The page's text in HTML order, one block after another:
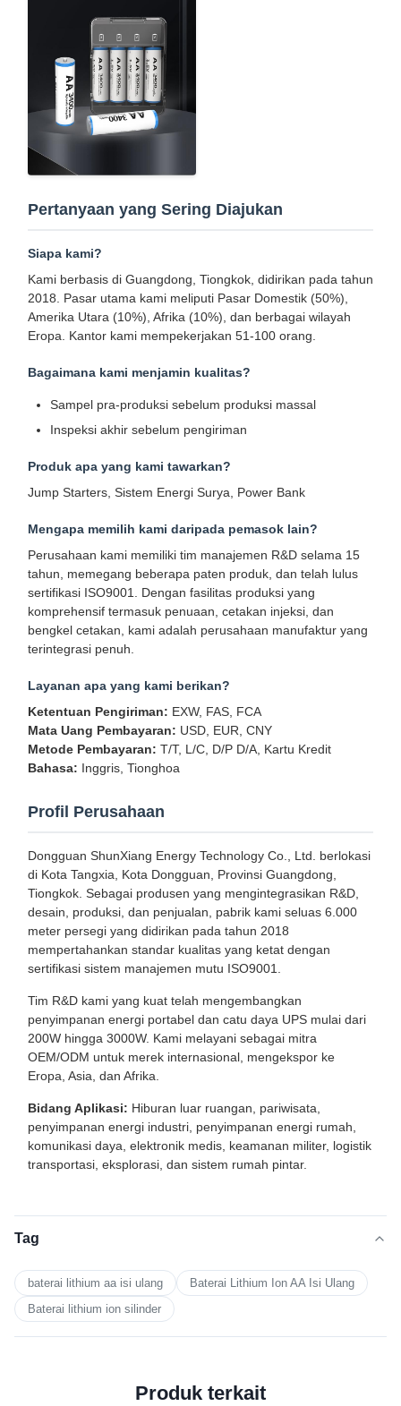
Pertanyaan yang Sering Diajukan
Siapa kami?
Kami berbasis di Guangdong, Tiongkok, didirikan pada tahun
2018. Pasar utama kami meliputi Pasar Domestik (50%),
Amerika Utara (10%), Afrika (10%), dan berbagai wilayah
Eropa. Kantor kami mempekerjakan 51-100 orang.
Bagaimana kami menjamin kualitas?
Sampel pra-produksi sebelum produksi massal
Inspeksi akhir sebelum pengiriman
Produk apa yang kami tawarkan?
Jump Starters, Sistem Energi Surya, Power Bank
Mengapa memilih kami daripada pemasok lain?
Perusahaan kami memiliki tim manajemen R&D selama 15
tahun, memegang beberapa paten produk, dan telah lulus
sertifikasi ISO9001. Dengan fasilitas produksi yang
komprehensif termasuk penuaan, cetakan injeksi, dan
bengkel cetakan, kami adalah perusahaan manufaktur yang
terintegrasi penuh.
Layanan apa yang kami berikan?
Ketentuan Pengiriman: EXW, FAS, FCA
Mata Uang Pembayaran: USD, EUR, CNY
Metode Pembayaran: T/T, L/C, D/P D/A, Kartu Kredit
Bahasa: Inggris, Tionghoa
Profil Perusahaan
Dongguan ShunXiang Energy Technology Co., Ltd. berlokasi
di Kota Tangxia, Kota Dongguan, Provinsi Guangdong,
Tiongkok. Sebagai produsen yang mengintegrasikan R&D,
desain, produksi, dan penjualan, pabrik kami seluas 6.000
meter persegi yang didirikan pada tahun 2018
mempertahankan standar kualitas yang ketat dengan
sertifikasi sistem manajemen mutu ISO9001.
Tim R&D kami yang kuat telah mengembangkan
penyimpanan energi portabel dan catu daya UPS mulai dari
200W hingga 3000W. Kami melayani sebagai mitra
OEM/ODM untuk merek internasional, mengekspor ke
Eropa, Asia, dan Afrika.
Bidang Aplikasi: Hiburan luar ruangan, pariwisata,
penyimpanan energi industri, penyimpanan energi rumah,
komunikasi daya, elektronik medis, keamanan militer, logistik
transportasi, eksplorasi, dan sistem rumah pintar.
Tag
baterai lithium aa isi ulang
Baterai Lithium Ion AA Isi Ulang
Baterai lithium ion silinder
Produk terkait